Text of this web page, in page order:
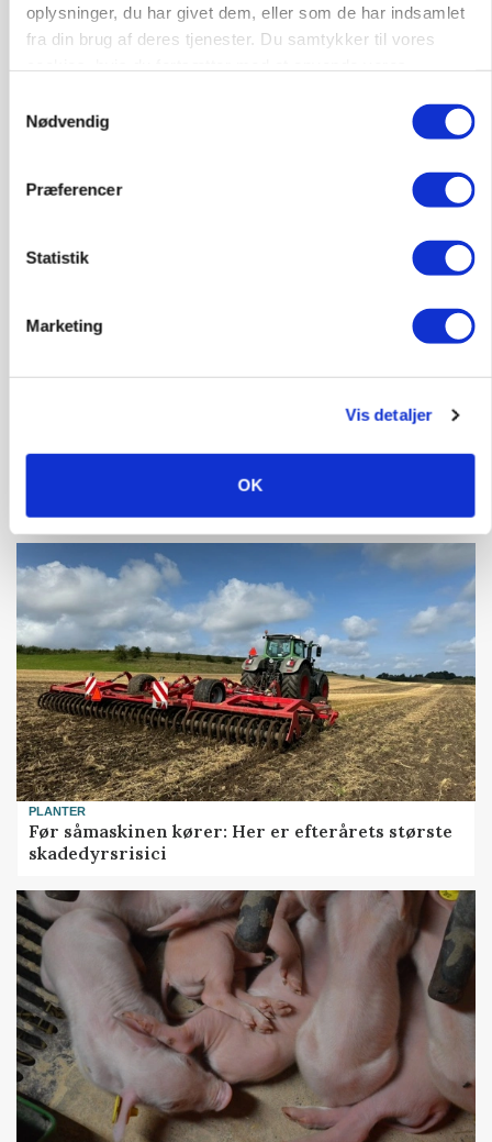
oplysninger, du har givet dem, eller som de har indsamlet
fra din brug af deres tjenester. Du samtykker til vores
Nødvendig
Præferencer
Statistik
Marketing
Vis detaljer
OK
Annonce
Folketinget behandler ny gødskningslov: Sådan
PLANTER
Før såmaskinen kører: Her er efterårets største
skadedyrsrisici